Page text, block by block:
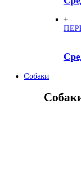
+
Собаки